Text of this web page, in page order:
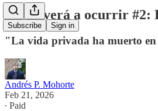
Subscribe Sign in
No volverá a ocurrir #2:
"La vida privada ha muerto
Andrés P. Mohorte
Feb 21, 2026
∙ Paid